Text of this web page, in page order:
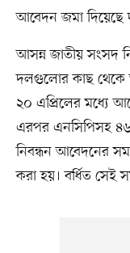
আবেদন জমা
আসন্ন জাতীয় সংসদ
দলগুলোর কাছ থেকে
২০ এপ্রিলের মধ্যে
এরপর এনসিপিসহ
নিবন্ধন আবেদনের
করা হয়। বর্ধিত